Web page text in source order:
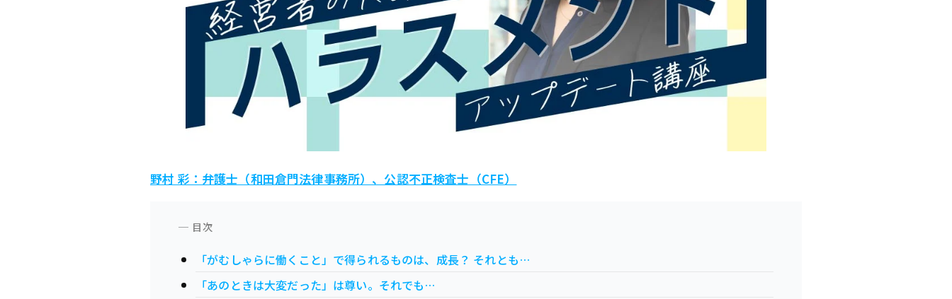
野村 彩：弁護士（和田倉門法律事務所）、公認不正検査士（CFE）
「がむしゃらに働くこと」で得られるものは、成長？ それとも…
「あのときは大変だった」は尊い。それでも…